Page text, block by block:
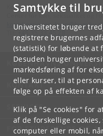
Samtykke til
Universitetet bruger
registrere brugernes
(statistik) for løbende at
Desuden bruger
markedsføring af for
eller kurser, til at
følge op på effekten af
Klik på "Se cookies" for
af de forskellige
computer eller mobil,
Kontakt:
Center for køn, seksualitet og
koordinationen_koen@hum .ku.
KØBENHAVNS
KONTAKT
SERVICES
FOR STUDERENDE OG